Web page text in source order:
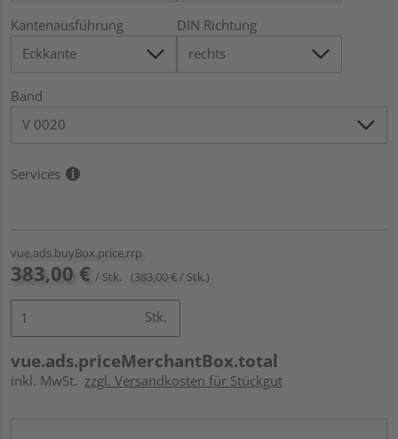
Kantenausführung DIN Richtung
Band
Services
vue.ads.buyBox.price.rrp
383,00 € / Stk. (383,00 € / Stk.)
Stk.
vue.ads.priceMerchantBox.total
inkl. MwSt. zzgl. Versandkosten für Stückgut